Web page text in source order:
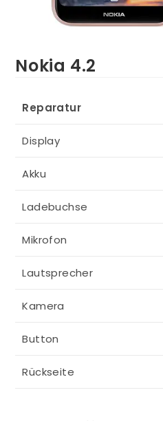
Nokia 4.2
Reparatur
Display
Akku
Ladebuchse
Mikrofon
Lautsprecher
Kamera
Button
Rückseite